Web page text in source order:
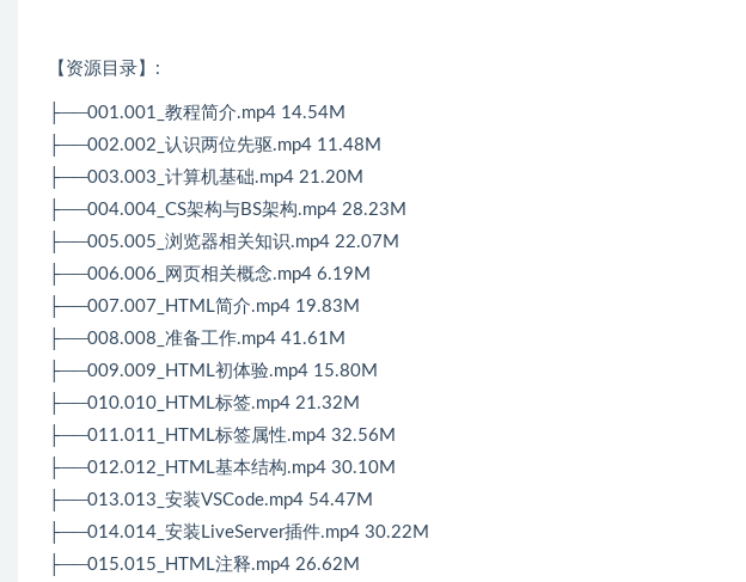
【资源目录】:
├──001.001_教程简介.mp4 14.54M
├──002.002_认识两位先驱.mp4 11.48M
├──003.003_计算机基础.mp4 21.20M
├──004.004_CS架构与BS架构.mp4 28.23M
├──005.005_浏览器相关知识.mp4 22.07M
├──006.006_网页相关概念.mp4 6.19M
├──007.007_HTML简介.mp4 19.83M
├──008.008_准备工作.mp4 41.61M
├──009.009_HTML初体验.mp4 15.80M
├──010.010_HTML标签.mp4 21.32M
├──011.011_HTML标签属性.mp4 32.56M
├──012.012_HTML基本结构.mp4 30.10M
├──013.013_安装VSCode.mp4 54.47M
├──014.014_安装LiveServer插件.mp4 30.22M
├──015.015_HTML注释.mp4 26.62M